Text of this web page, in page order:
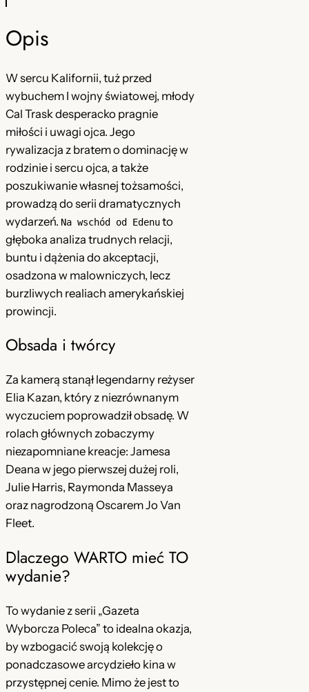
a
s
c
h
ó
d
o
d
E
d
e
n
u
(
1
5
)
D
V
D
[
N
a
p
i
y
P
]
w
y
d
:
Opis
W sercu Kalifornii, tuż przed
wybuchem I wojny światowej, młody
Cal Trask desperacko pragnie
miłości i uwagi ojca. Jego
rywalizacja z bratem o dominację w
rodzinie i sercu ojca, a także
poszukiwanie własnej tożsamości,
prowadzą do serii dramatycznych
wydarzeń. Na wschód od Edenuto
głęboka analiza trudnych relacji,
buntu i dążenia do akceptacji,
osadzona w malowniczych, lecz
burzliwych realiach amerykańskiej
prowincji.
Obsada i twórcy
Za kamerą stanął legendarny reżyser
Elia Kazan, który z niezrównanym
wyczuciem poprowadził obsadę. W
rolach głównych zobaczymy
niezapomniane kreacje: Jamesa
Deana w jego pierwszej dużej roli,
Julie Harris, Raymonda Masseya
oraz nagrodzoną Oscarem Jo Van
Fleet.
Dlaczego WARTO mieć TO
wydanie?
To wydanie z serii „Gazeta
Wyborcza Poleca” to idealna okazja,
by wzbogacić swoją kolekcję o
ponadczasowe arcydzieło kina w
przystępnej cenie. Mimo że jest to